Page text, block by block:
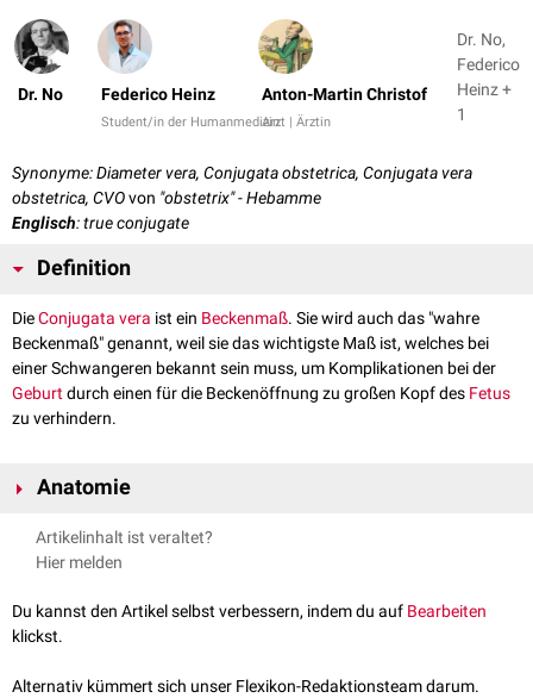
Dr. No Federico Heinz
Student/in der Humanmedizin
Anton-Martin Christof
Arzt | Ärztin
Dr. No,
Federico
Heinz +
1
Synonyme: Diameter vera, Conjugata obstetrica, Conjugata vera
obstetrica, CVOvon "obstetrix" - Hebamme
Englisch: true conjugate
Definition
DieConjugata vera ist ein Beckenmaß. Sie wird auch das "wahre
Beckenmaß" genannt, weil sie das wichtigste Maß ist, welches bei
einer Schwangeren bekannt sein muss, um Komplikationen bei der
Geburtdurch einen für die Beckenöffnung zu großen Kopf des Fetus
zu verhindern.
Anatomie
Die Conjugata vera ist mit 11 bis 11,5 cm der kürzeste Durchmesser des
. Gemessen wird hierbei von der
sacrum
Wegen ihrer großen Rolle bei der
Schwangeren mit Hilfe einesMRTbestimmt werden. Meist berechnet
Artikelinhalt ist veraltet?
Hier melden
Du kannst den Artikel selbst verbessern, indem du auf Bearbeiten
klickst.
Alternativ kümmert sich unser Flexikon-Redaktionsteam darum.